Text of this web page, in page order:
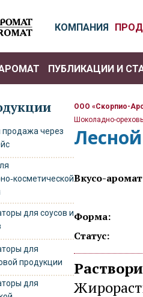
КОМПАНИЯ
ПУБЛИКАЦИИ И
продажа через
для соусов и
для
продукции
для
ООО «Скорпио-
Шоколадно-
Вкусо-
Форма:
Статус: